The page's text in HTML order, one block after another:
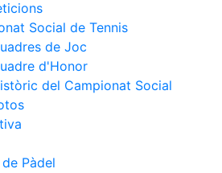
Social de Tennis
de Joc
d'Honor
del Campionat Social
Pàdel